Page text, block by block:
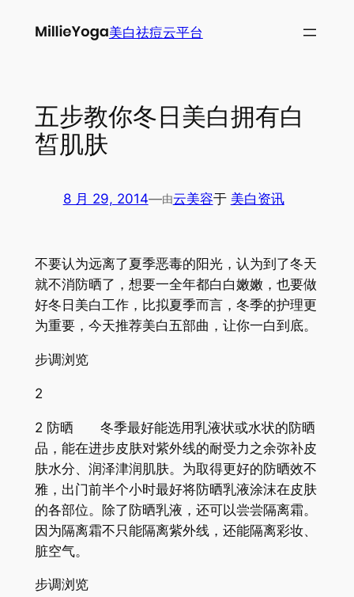
美白祛痘云平台
五步教你冬日美白拥有白
皙肌肤
8 月 29, 2014—由云美容于 美白资讯
不要认为远离了夏季恶毒的阳光，认为到了冬天
就不消防晒了，想要一全年都白白嫩嫩，也要做
好冬日美白工作，比拟夏季而言，冬季的护理更
为重要，今天推荐美白五部曲，让你一白到底。
步调浏览
2
2 防晒 冬季最好能选用乳液状或水状的防晒
品，能在进步皮肤对紫外线的耐受力之余弥补皮
肤水分、润泽津润肌肤。为取得更好的防晒效不
雅，出门前半个小时最好将防晒乳液涂沫在皮肤
的各部位。除了防晒乳液，还可以尝尝隔离霜。
因为隔离霜不只能隔离紫外线，还能隔离彩妆、
脏空气。
步调浏览